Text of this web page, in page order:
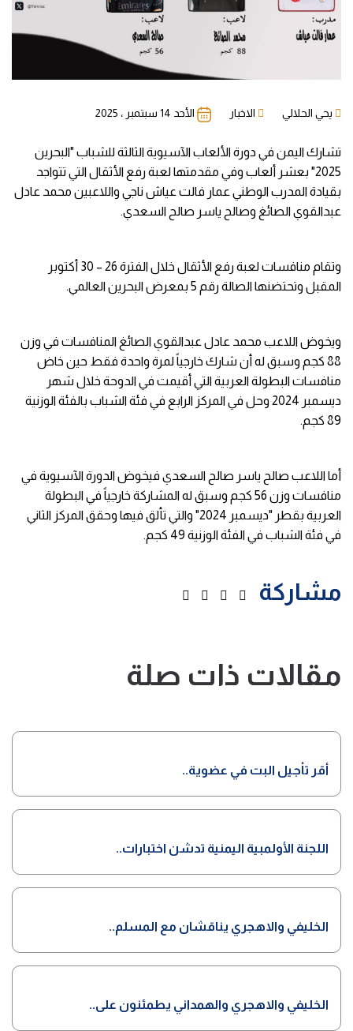
يحي الحلالي الاخبار الأحد 14 سبتمبر ، 2025
تشارك اليمن في دورة الألعاب الآسيوية الثالثة للشباب "البحرين
2025" بعشر ألعاب وفي مقدمتها لعبة رفع الأثقال التي تتواجد
بقيادة المدرب الوطني عمار فالت عياش ناجي واللاعبين محمد عادل
عبدالقوي الصائغ وصالح ياسر صالح السعدي.
وتقام منافسات لعبة رفع الأثقال خلال الفترة 26 – 30 أكتوبر
المقبل وتحتضنها الصالة رقم 5 بمعرض البحرين العالمي.
ويخوض اللاعب محمد عادل عبدالقوي الصائغ المنافسات في وزن
88 كجم وسبق له أن شارك خارجياً لمرة واحدة فقط حين خاض
منافسات البطولة العربية التي أقيمت في الدوحة خلال شهر
ديسمبر 2024 وحل في المركز الرابع في فئة الشباب بالفئة الوزنية
89 كجم.
أما اللاعب صالح ياسر صالح السعدي فيخوض الدورة الآسيوية في
منافسات وزن 56 كجم وسبق له المشاركة خارجياً في البطولة
العربية بقطر "ديسمبر 2024" والتي تألق فيها وحقق المركز الثاني
في فئة الشباب في الفئة الوزنية 49 كجم.
مشاركة
مقالات ذات صلة
أقر تأجيل البت في عضوية..
اللجنة الأولمبية اليمنية تدشن اختبارات..
الخليفي والاهجري يناقشان مع المسلم..
الخليفي والاهجري والهمداني يطمئنون على..